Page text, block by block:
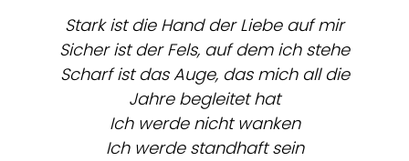
Stark ist die Hand der Liebe auf mir
Sicher ist der Fels, auf dem ich stehe
Scharf ist das Auge, das mich all die
Jahre begleitet hat
Ich werde nicht wanken
Ich werde standhaft sein